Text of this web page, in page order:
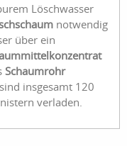
Löschwasser
notwendig
über ein
Schaumrohr
insgesamt 120
verladen.